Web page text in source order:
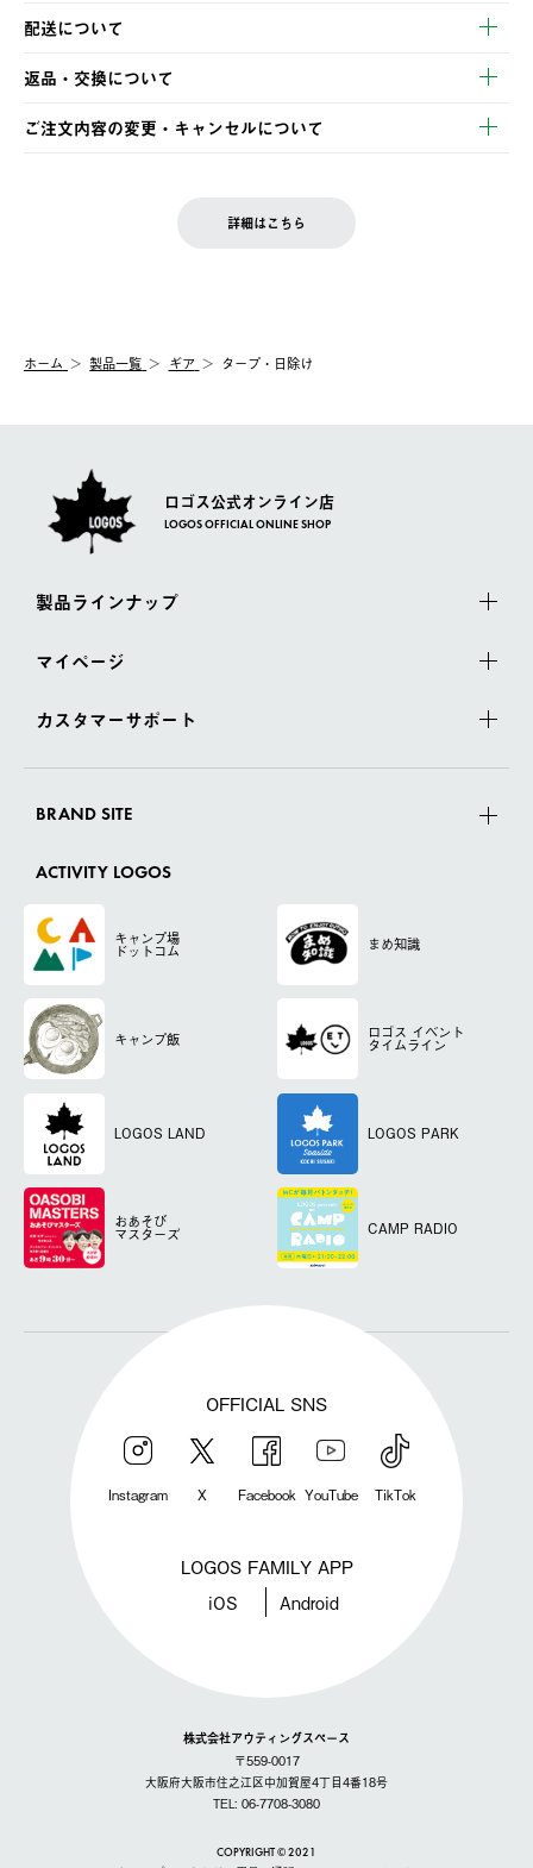
以下のいずれかの方法でお支払いいただけます。
・クレジットカード決済
・コンビニ決済
・Pay-easy決済
配送について
【発送スケジュール】
ご注文・ご入金完了より2営業日以内に商品を発送いたします。
土日祝の発送はございませんので、木曜日以降のご注文は週明け
の発送となる場合がございます。
【配送業者】
佐川急便にて配送されます。
返品・交換について
※お客様都合の場合
お客様都合の返品にかかる送料は、お客様ご負担とさせていただ
一度お手元の商品を返品いただき、ご希望商品を再注文してくだ
ご注文内容の変更・キャンセルについて
LOGOS FAMILY会員の方は、会員マイページ内 購入履歴画面に
詳細はこちら
ホーム 製品一覧 ギア タープ・日除け
ロゴス公式オンライン店
LOGOS OFFICIAL ONLINE SHOP
製品ラインナップ
マイページ
カスタマーサポート
BRAND SITE
ACTIVITY LOGOS
キャンプ場
ドットコム まめ知識
キャンプ飯 ロゴス イベント
タイムライン
LOGOS LAND LOGOS PARK
おあそび
マスターズ CAMP RADIO
OFFICIAL SNS
Instagram X Facebook YouTube TikTok
LOGOS FAMILY APP
iOS Android
株式会社アウティングスペース
〒559-0017
大阪府大阪市住之江区中加賀屋4丁目4番18号
TEL: 06-7708-3080
COPYRIGHT © 2021